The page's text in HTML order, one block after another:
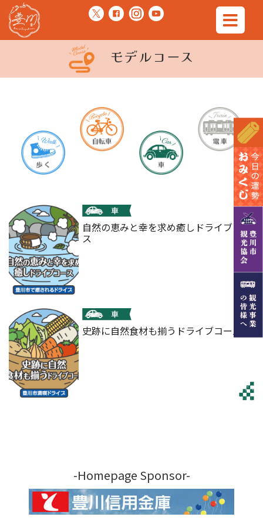
モデルコース
自然の恵みと幸を求め癒しドライブコー
ス
史跡に自然食材も揃うドライブコース
-Homepage Sponsor-